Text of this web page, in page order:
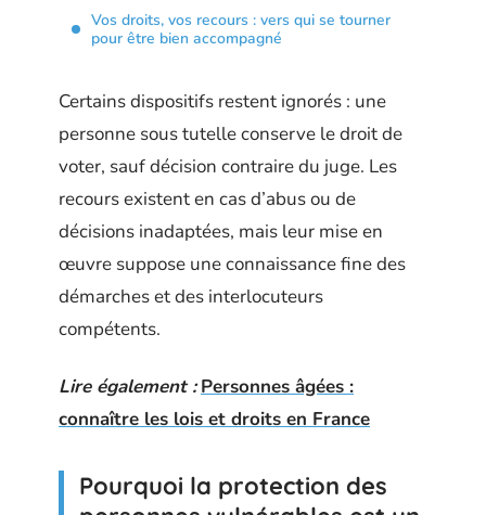
Vos droits, vos recours : vers qui se tourner
pour être bien accompagné
Certains dispositifs restent ignorés : une
personne sous tutelle conserve le droit de
voter, sauf décision contraire du juge. Les
recours existent en cas d’abus ou de
décisions inadaptées, mais leur mise en
œuvre suppose une connaissance fine des
démarches et des interlocuteurs
compétents.
Lire également : Personnes âgées :
connaître les lois et droits en France
Pourquoi la protection des